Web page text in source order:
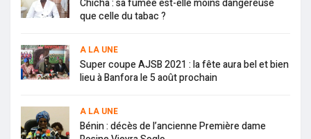
que celle du tabac ?
A LA UNE
Super coupe AJSB 2021 : la fête aura bel et bien
lieu à Banfora le 5 août prochain
A LA UNE
Bénin : décès de l’ancienne Première dame